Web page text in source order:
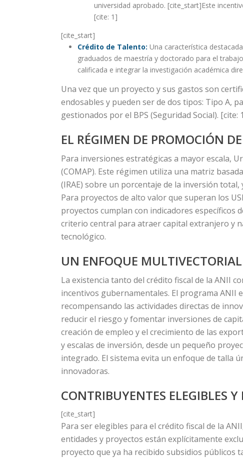
universidad aprobado. [cite_start]Este
[cite: 1]
[cite_start]
Crédito de Talento: Una característica
graduados de maestría y doctorado para el
calificada e integrar la investigación académica
Una vez que un proyecto y sus gastos son
endosables y pueden ser de dos tipos: Tipo A,
gestionados por el BPS (Seguridad Social). [cite:
EL RÉGIMEN DE PROMOCIÓN
Para inversiones estratégicas a mayor escala,
(COMAP). Este régimen utiliza una matriz
(IRAE) sobre un porcentaje de la inversión
Para proyectos de alto valor que superan los
proyectos cumplan con indicadores específicos
criterio central para atraer capital extranjero y
tecnológico.
UN ENFOQUE
La existencia tanto del crédito fiscal de la ANII
incentivos gubernamentales. El programa
recompensando las actividades directas de
reducir el riesgo y fomentar inversiones de
creación de empleo y el crecimiento de las
y escalas de inversión, desde un pequeño
integrado. El sistema evita un enfoque de talla
innovadoras.
CONTRIBUYENTES ELEGIBLES Y
[cite_start]
Para ser elegibles para el crédito fiscal de la
entidades y proyectos están explícitamente
proyecto que ya ha recibido subsidios públicos